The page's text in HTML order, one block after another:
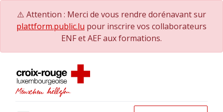
⚠️ Attention : Merci de vous rendre dorénavant sur
plattform.public.lu pour inscrire vos collaborateurs
ENF et AEF aux formations.